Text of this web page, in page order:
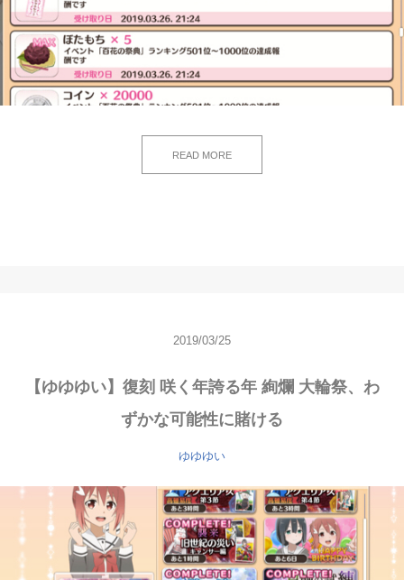
READ MORE
2019/03/25
【ゆゆゆい】復刻 咲く年誇る年 絢爛 大輪祭、わ
ずかな可能性に賭ける
ゆゆゆい